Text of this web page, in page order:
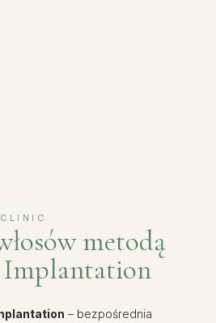
metodą
– bezpośrednia